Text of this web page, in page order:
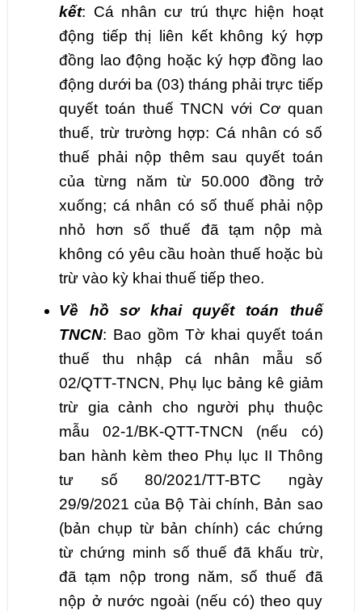
kết: Cá nhân cư trú thực hiện hoạt
động tiếp thị liên kết không ký hợp
đồng lao động hoặc ký hợp đồng lao
động dưới ba (03) tháng phải trực tiếp
quyết toán thuế TNCN với Cơ quan
thuế, trừ trường hợp: Cá nhân có số
thuế phải nộp thêm sau quyết toán
của từng năm từ 50.000 đồng trở
xuống; cá nhân có số thuế phải nộp
nhỏ hơn số thuế đã tạm nộp mà
không có yêu cầu hoàn thuế hoặc bù
trừ vào kỳ khai thuế tiếp theo.
Về hồ sơ khai quyết toán thuế
TNCN: Bao gồm Tờ khai quyết toán
thuế thu nhập cá nhân mẫu số
02/QTT-TNCN, Phụ lục bảng kê giảm
trừ gia cảnh cho người phụ thuộc
mẫu 02-1/BK-QTT-TNCN (nếu có)
ban hành kèm theo Phụ lục II Thông
tư số 80/2021/TT-BTC ngày
29/9/2021 của Bộ Tài chính, Bản sao
(bản chụp từ bản chính) các chứng
từ chứng minh số thuế đã khấu trừ,
đã tạm nộp trong năm, số thuế đã
nộp ở nước ngoài (nếu có) theo quy